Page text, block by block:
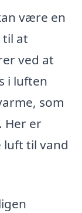
være en
til at
ved at
i luften
som
Her er
luft til vand